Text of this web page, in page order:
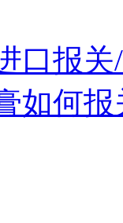
口报
如何报